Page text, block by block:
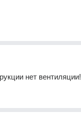
нет вентиляции!